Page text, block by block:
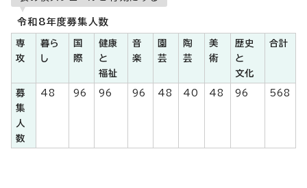
令和8年度募集人数
専
攻
暮ら
し
国
際
健康
と
福祉
音
楽
園
芸
陶
芸
美
術
歴史
と
文化
合計
募
集
人
数
48 96 96 96 48 40 48 96 568